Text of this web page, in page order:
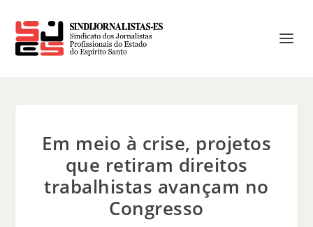
Em meio à crise, projetos
que retiram direitos
trabalhistas avançam no
Congresso